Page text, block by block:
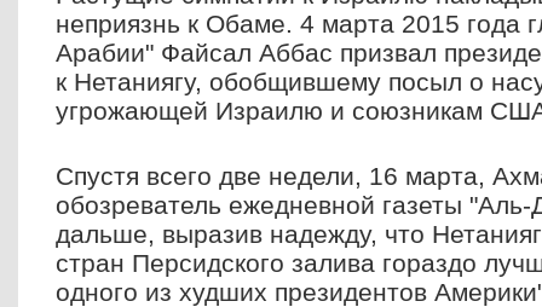
неприязнь к Обаме. 4 марта 2015 года
Арабии" Файсал Аббас призвал
к Нетаниягу, обобщившему посыл о
угрожающей Израилю и союзникам
Спустя всего две недели, 16 марта,
обозреватель ежедневной газеты
дальше, выразив надежду, что
стран Персидского залива гораздо
одного из худших президентов